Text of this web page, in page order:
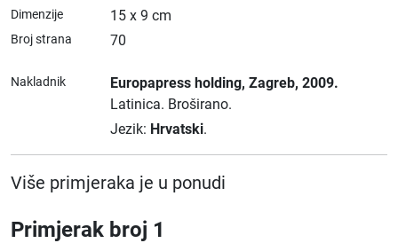
Dimenzije 15 x 9 cm
Broj strana 70
Nakladnik Europapress holding, Zagreb, 2009.
Latinica. Broširano.
Jezik: Hrvatski.
Više primjeraka je u ponudi
Primjerak broj 1